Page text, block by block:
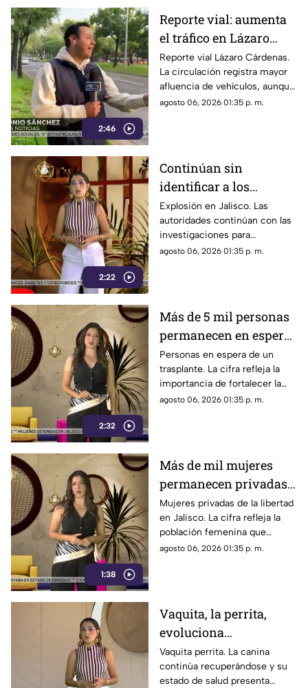
2:46
Reporte vial: aumenta
el tráfico en Lázaro
Cárdenas, a la altura de
El Deán
Reporte vial Lázaro Cárdenas.
La circulación registra mayor
afluencia de vehículos, aunque
el avance continúa siendo
agosto 06, 2026 01:35 p. m.
2:22
Continúan sin
identificar a los
hombres que murieron
en una explosión
Explosión en Jalisco. Las
autoridades continúan con las
investigaciones para
identificar a las víctimas y
agosto 06, 2026 01:35 p. m.
2:32
Más de 5 mil personas
permanecen en espera
de un trasplante
Personas en espera de un
trasplante. La cifra refleja la
importancia de fortalecer la
cultura de la donación de
agosto 06, 2026 01:35 p. m.
1:38
Más de mil mujeres
permanecen privadas
de la libertad en Jalisco
Mujeres privadas de la libertad
en Jalisco. La cifra refleja la
población femenina que
actualmente se encuentra en
agosto 06, 2026 01:35 p. m.
Vaquita, la perrita,
evoluciona
favorablemente tras
recibir atención
Vaquita perrita. La canina
continúa recuperándose y su
estado de salud presenta